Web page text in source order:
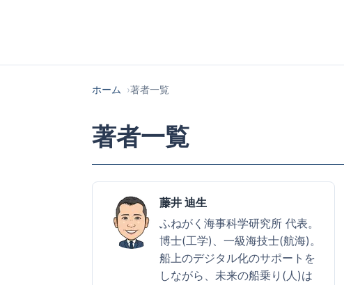
ホーム 著者一覧
著者一覧
藤井 迪生
ふねがく海事科学研究所 代表。
博士(工学)、一級海技士(航海)。
船上のデジタル化のサポートを
しながら、未来の船乗り(人)は